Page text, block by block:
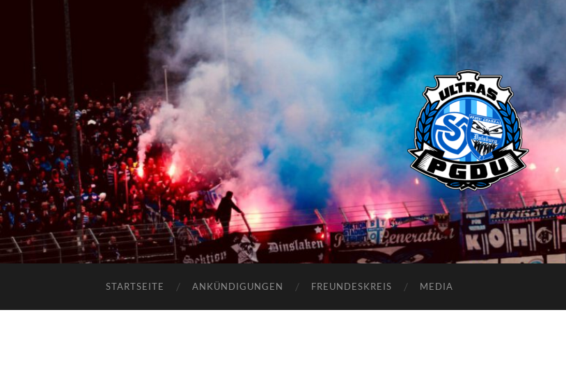
Proud
Generation
Duisburg
STARTSEITE ANKÜNDIGUNGEN FREUNDESKREIS MEDIA